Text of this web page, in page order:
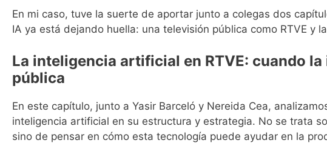
En mi caso, tuve la suerte de aportar junto a colegas dos
IA ya está dejando huella: una televisión pública como RTVE y
La inteligencia artificial en RTVE: cuando
pública
En este capítulo, junto a Yasir Barceló y Nereida Cea,
inteligencia artificial en su estructura y estrategia. No se trata
sino de pensar en cómo esta tecnología puede ayudar en la